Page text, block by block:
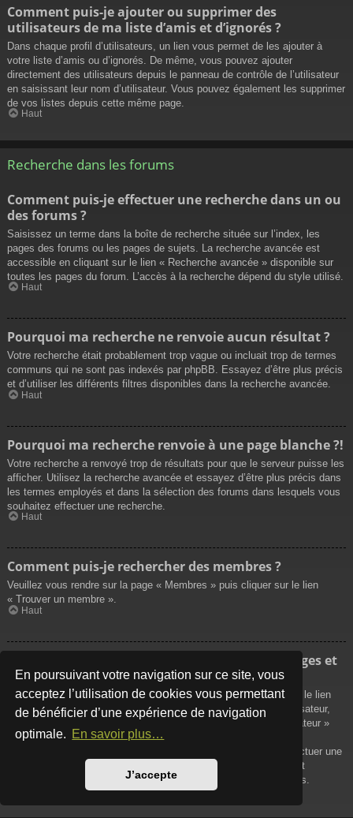
En poursuivant votre navigation sur ce site, vous
acceptez l’utilisation de cookies vous permettant
de bénéficier d’une expérience de navigation
optimale. En savoir plus…
J’accepte
Comment puis-je ajouter ou supprimer des
utilisateurs de ma liste d’amis et d’ignorés ?
Dans chaque profil d’utilisateurs, un lien vous permet de les ajouter à
votre liste d’amis ou d’ignorés. De même, vous pouvez ajouter
directement des utilisateurs depuis le panneau de contrôle de l’utilisateur
en saisissant leur nom d’utilisateur. Vous pouvez également les supprimer
de vos listes depuis cette même page.
Haut
Recherche dans les forums
Comment puis-je effectuer une recherche dans un ou
des forums ?
Saisissez un terme dans la boîte de recherche située sur l’index, les
pages des forums ou les pages de sujets. La recherche avancée est
accessible en cliquant sur le lien « Recherche avancée » disponible sur
toutes les pages du forum. L’accès à la recherche dépend du style utilisé.
Haut
Pourquoi ma recherche ne renvoie aucun résultat ?
Votre recherche était probablement trop vague ou incluait trop de termes
communs qui ne sont pas indexés par phpBB. Essayez d’être plus précis
et d’utiliser les différents filtres disponibles dans la recherche avancée.
Haut
Pourquoi ma recherche renvoie à une page blanche ?!
Votre recherche a renvoyé trop de résultats pour que le serveur puisse les
afficher. Utilisez la recherche avancée et essayez d’être plus précis dans
les termes employés et dans la sélection des forums dans lesquels vous
souhaitez effectuer une recherche.
Haut
Comment puis-je rechercher des membres ?
Veuillez vous rendre sur la page « Membres » puis cliquer sur le lien
« Trouver un membre ».
Haut
Comment puis-je retrouver mes propres messages et
sujets ?
Vos propres messages peuvent être affichés soit en cliquant sur le lien
« Afficher vos messages » dans le panneau de contrôle de l’utilisateur,
soit en cliquant sur le lien « Rechercher les messages de l’utilisateur »
sur la page de votre propre profil ou soit en cliquant sur le menu
« Raccourcis » situé sur la partie supérieure du forum. Pour effectuer une
recherche de vos propres sujets, utilisez la recherche avancée et
remplissez convenablement les options qui vous sont disponibles.